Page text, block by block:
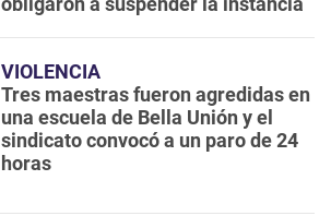
VIOLENCIA
Tres maestras fueron agredidas en
una escuela de Bella Unión y el
sindicato convocó a un paro de 24
horas